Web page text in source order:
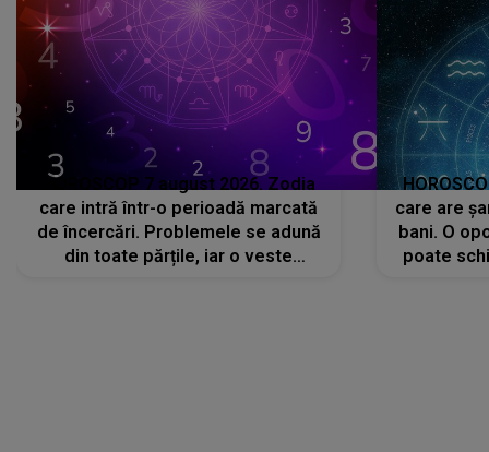
HOROSCOP 7 august 2026. Zodia
care intră într-o perioadă marcată
de încercări. Problemele se adună
din toate părțile, iar o veste
care are
bani. O
poate